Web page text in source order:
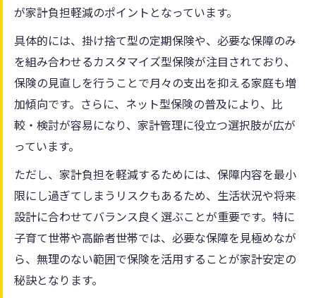
が家計負担軽減のポイントとなっています。
具体的には、掛け捨て型の定期保険や、必要な保障のみ
を組み合わせるカスタマイズ型保険が注目されており、
保険の見直しを行うことで月々の支出を抑える家庭も増
加傾向です。さらに、ネット型保険の普及により、比
較・検討が容易になり、家計管理に役立つ選択肢が広が
っています。
ただし、家計負担を軽減するためには、保障内容を最小
限にし過ぎてしまうリスクもあるため、生活状況や将来
設計に合わせてバランス良く選ぶことが重要です。特に
子育て世帯や高齢者世帯では、必要な保障を見極めなが
ら、無理のない範囲で保険を活用することが家計安定の
秘訣となります。